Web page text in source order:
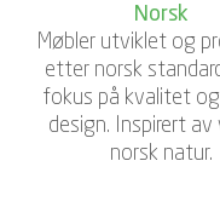
Norsk
Møbler utviklet og
etter norsk
fokus på kvalitet
design. Inspirert av
norsk natur.